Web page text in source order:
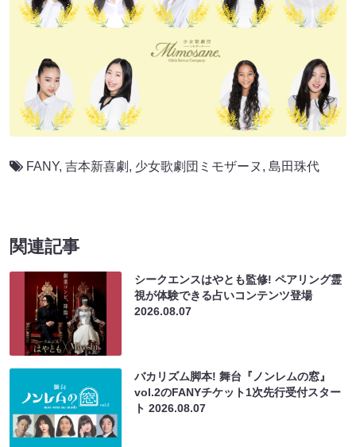
FANY, 吉本新喜劇 , 少女歌劇団ミモザーヌ , 島田珠代
関連記事
シークエンスはやとも監修! ペアリング霊
視が体験できる占いコンテンツ登場
2026.08.07
バカリズム脚本! 舞台『ノンレムの窓』
vol.2のFANYチケット1次先行受付スター
ト2026.08.07